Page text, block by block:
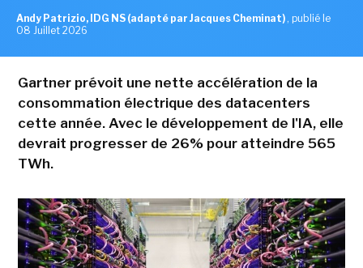
Andy Patrizio, IDG NS (adapté par Jacques Cheminat) , publié le
08 Juillet 2026
Gartner prévoit une nette accélération de la
consommation électrique des datacenters
cette année. Avec le développement de l'IA, elle
devrait progresser de 26% pour atteindre 565
TWh.